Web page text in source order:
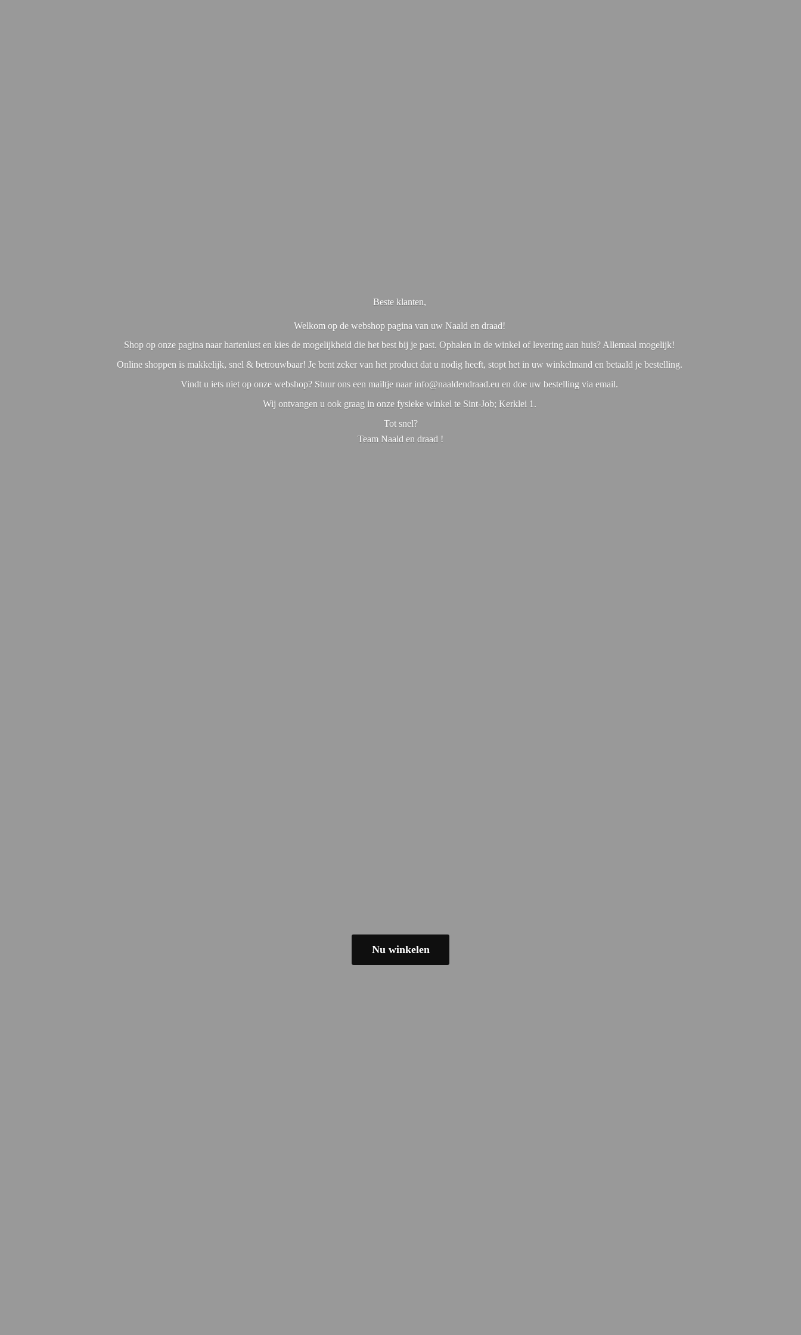
Beste klanten,
Welkom op de webshop pagina van uw Naald en draad!
Shop op onze pagina naar hartenlust en kies de mogelijkheid die het best bij je past. Ophalen in de winkel of levering aan huis? Allemaal mogelijk!
Online shoppen is makkelijk, snel & betrouwbaar! Je bent zeker van het product dat u nodig heeft, stopt het in uw winkelmand en betaald je bestelling.
Vindt u iets niet op onze webshop? Stuur ons een mailtje naar info@naaldendraad.eu en doe uw bestelling via email.
Wij ontvangen u ook graag in onze fysieke winkel te Sint-Job; Kerklei 1.
Tot snel?
Team Naald en draad !
Nu winkelen